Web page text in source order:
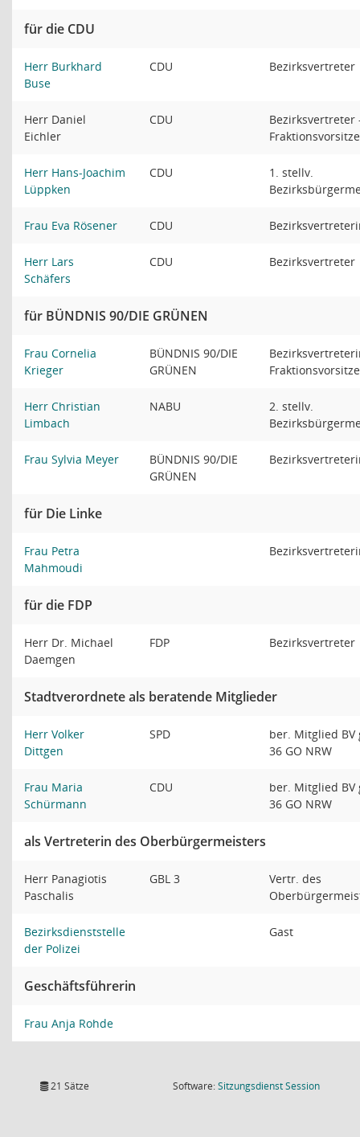
für die CDU
Herr Burkhard
Buse
CDU Bezirksvertreter
Herr Daniel
Eichler
CDU
Bezirksvertreter
Herr Hans-Joachim
Lüppken
CDU
1. stellv.
Frau Eva Rösener CDU
Herr Lars
Schäfers
CDU Bezirksvertreter
für BÜNDNIS 90/DIE GRÜNEN
Frau Cornelia
Krieger
BÜNDNIS 90/DIE
GRÜNEN
Herr Christian
Limbach
NABU
2. stellv.
Frau Sylvia Meyer
BÜNDNIS 90/DIE
GRÜNEN
für Die Linke
Frau Petra
Mahmoudi
für die FDP
Herr Dr. Michael
Daemgen
FDP Bezirksvertreter
Stadtverordnete als beratende Mitglieder
Herr Volker
Dittgen
SPD
ber. Mitglied BV
36 GO NRW
Frau Maria
Schürmann
CDU
ber. Mitglied BV
36 GO NRW
als Vertreterin des Oberbürgermeisters
Herr Panagiotis
Paschalis
GBL 3
Vertr. des
Bezirksdienststelle
der Polizei
Gast
Geschäftsführerin
Frau Anja Rohde
21 Sätze Software:SitzungsdienstSession(Wird in